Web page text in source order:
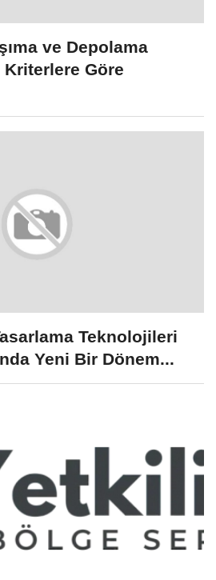
ve Depolama
Kriterlere Göre
Teknolojileri
Yeni Bir Dönem...